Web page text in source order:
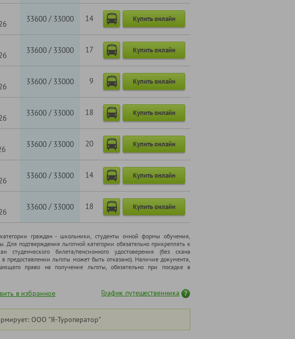
33600 / 33000 14 Купить онлайн
33600 / 33000 17 Купить онлайн
33600 / 33000 9 Купить онлайн
33600 / 33000 18 Купить онлайн
33600 / 33000 20 Купить онлайн
33600 / 33000 14 Купить онлайн
33600 / 33000 18 Купить онлайн
граждан - школьники, cтуденты очной формы обучения,
Для подтверждения льготной категории обязательно прикреплять к
студенческого билета/пенсионного удостоверения (без скана
в предоставлении льготы может быть отказано). Наличие документа,
право на получение льготы, обязательно при посадке в
в избранное График путешественника
ООО "Я-Туроператор"